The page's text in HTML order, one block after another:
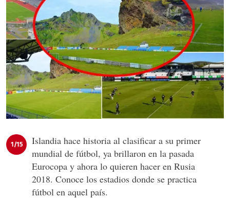
1/15
Islandia hace historia al clasificar a su primer
mundial de fútbol, ya brillaron en la pasada
Eurocopa y ahora lo quieren hacer en Rusia
2018. Conoce los estadios donde se practica
fútbol en aquel país.